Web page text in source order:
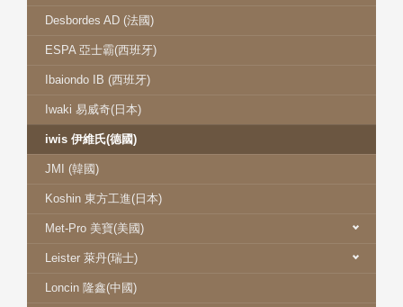
Desbordes AD (法國)
ESPA 亞士霸(西班牙)
Ibaiondo IB (西班牙)
Iwaki 易威奇(日本)
iwis 伊維氏(德國)
JMI (韓國)
Koshin 東方工進(日本)
Met-Pro 美寶(美國)
Leister 萊丹(瑞士)
Loncin 隆鑫(中國)